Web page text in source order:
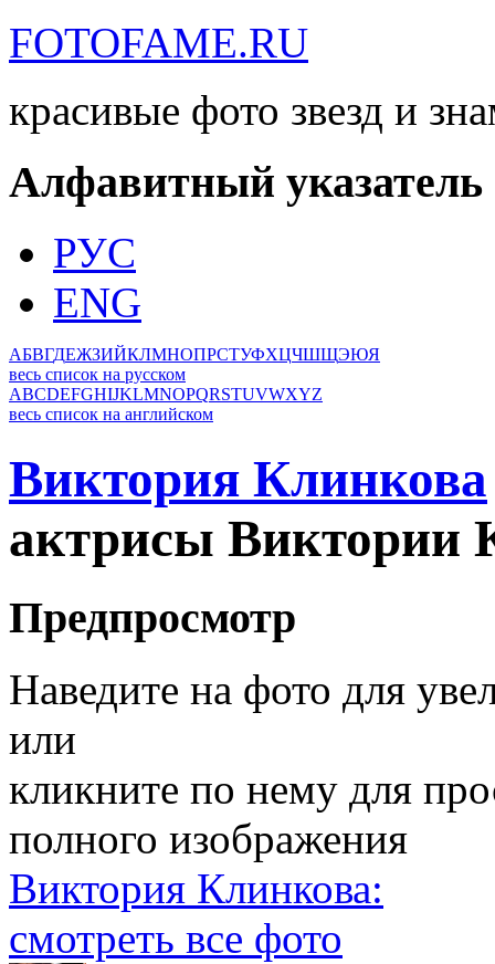
FOTOFAME.RU
красивые фото звезд и
Алфавитный указатель
РУС
ENG
АБВГДЕЖЗИЙКЛМНОПРСТУФХЦЧШЩЭЮЯ
весь список на русском
ABCDEFGHIJKLMNOPQRSTUVWXYZ
весь список на английском
Виктория Клинкова
актрисы Виктории
Предпросмотр
Наведите на фото для
или
кликните по нему для
полного изображения
Виктория Клинкова:
смотреть все фото